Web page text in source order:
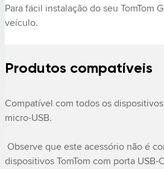
Para fácil instalação do seu TomTom
veículo.
Produtos compatíveis
Compatível com todos os
micro-USB.
dispositivos TomTom com porta USB-C